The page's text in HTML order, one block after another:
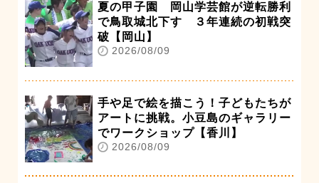
夏の甲子園 岡山学芸館が逆転勝利
で鳥取城北下す ３年連続の初戦突
破【岡山】
2026/08/09
手や足で絵を描こう！子どもたちが
アートに挑戦。小豆島のギャラリー
でワークショップ【香川】
2026/08/09